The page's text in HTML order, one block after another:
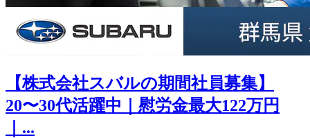
【株式会社スバルの期間社員募集】
20〜30代活躍中｜慰労金最大122万円
｜...